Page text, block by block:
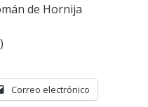
de Hornija
Correo electrónico